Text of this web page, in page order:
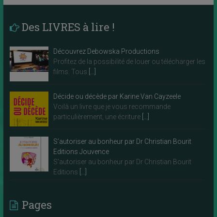
Des LIVRES à lire !
Découvrez Debowska Productions
Profitez de la possibilité de louer ou télécharger les
films. Tous
Décide ou décède par Karine Van Cayzeele
Voilà un livre que je vous recommande
particulièrement, une écriture
S’autoriser au bonheur par Dr Christian Bourit
Editions Jouvence
S’autoriser au bonheur par Dr Christian Bourit
Editions
Pages